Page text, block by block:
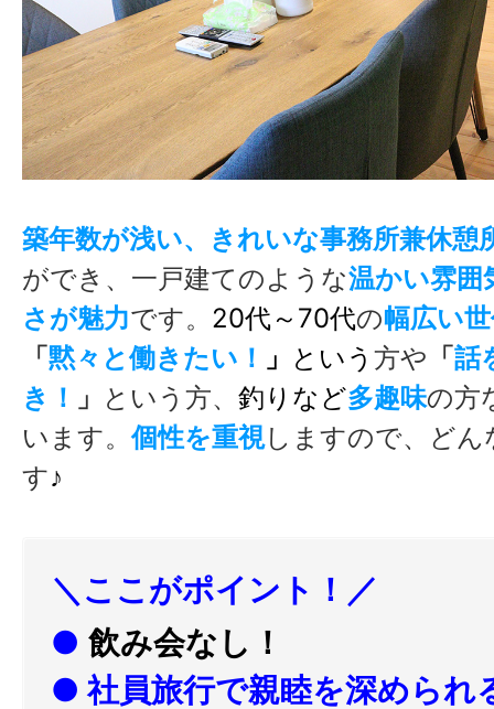
築年数が浅い、
きれいな事務所兼休憩
ができ、一戸建てのような温かい雰囲
さが魅力です。 20代～70代の幅広い
「黙々と働きたい！ 」 という 方や 「話
き！ 」 という方、 釣りなど多趣味の方
います。個性を重視しますので、どん
す♪
＼ここがポイント！／
● 飲み会なし！
● 社員旅行で親睦を深められ